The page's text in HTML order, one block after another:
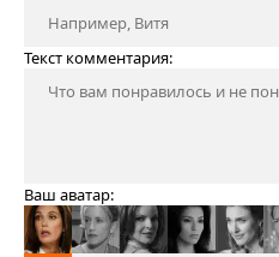
Текст комментария:
Ваш аватар: